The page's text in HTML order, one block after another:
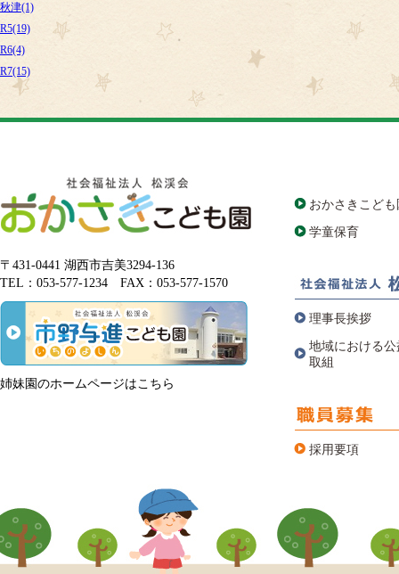
秋津(1)
R5(19)
R6(4)
R7(15)
〒431-0441 湖西市吉美3294-136
TEL：053-577-1234 FAX：053-577-1570
姉妹園のホームページはこちら
おかさきこど
学童保育
理事長挨拶
地域における
取組
採用要項